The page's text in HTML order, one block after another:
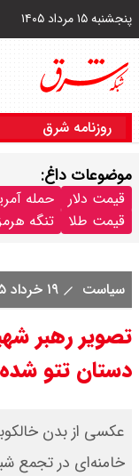
پنجشنبه ۱۵ مرداد ۱۴۰۵
روزنامه شرق
موضوعات داغ:
قیمت دلار حمله
قیمت طلا
تنگه
سیاست ۱۹ خرداد ۱۴۰۵
تصویر رهبر
دستان تتو
عکسی از بدن
خامنه‌ای در تجمع